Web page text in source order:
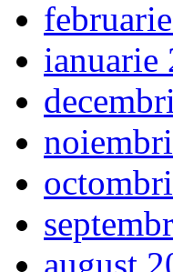
ianuarie
august